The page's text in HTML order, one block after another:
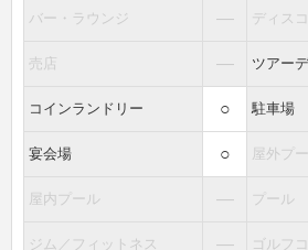
バー・ラウンジ ― ディス
売店 ― ツアー
コインランドリー ○ 駐車場
宴会場 ○ 屋外プ
屋内プール ― プール
ジム／フィットネス ― ゴルフ